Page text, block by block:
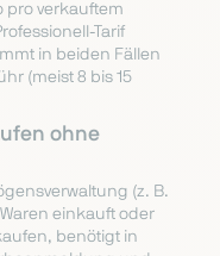
pro verkauftem
Tarif
in beiden Fällen
(meist 8 bis 15
ohne
(z. B.
einkauft oder
benötigt in